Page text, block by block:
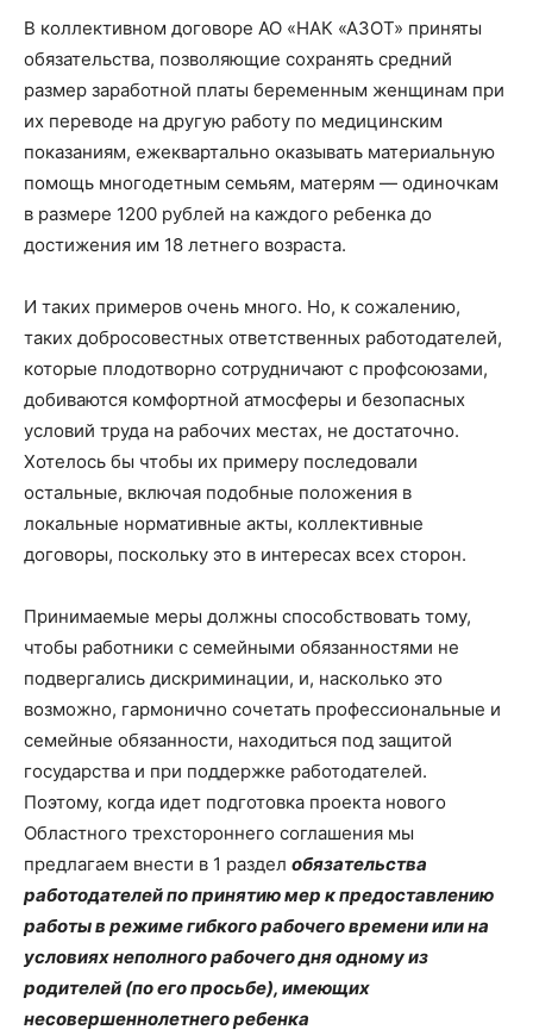
В коллективном договоре АО «НАК «АЗОТ» приняты
обязательства, позволяющие сохранять средний
размер заработной платы беременным женщинам при
их переводе на другую работу по медицинским
показаниям, ежеквартально оказывать материальную
помощь многодетным семьям, матерям — одиночкам
в размере 1200 рублей на каждого ребенка до
достижения им 18 летнего возраста.
И таких примеров очень много. Но, к сожалению,
таких добросовестных ответственных работодателей,
которые плодотворно сотрудничают с профсоюзами,
добиваются комфортной атмосферы и безопасных
условий труда на рабочих местах, не достаточно.
Хотелось бы чтобы их примеру последовали
остальные, включая подобные положения в
локальные нормативные акты, коллективные
договоры, поскольку это в интересах всех сторон.
Принимаемые меры должны способствовать тому,
чтобы работники с семейными обязанностями не
подвергались дискриминации, и, насколько это
возможно, гармонично сочетать профессиональные и
семейные обязанности, находиться под защитой
государства и при поддержке работодателей.
Поэтому, когда идет подготовка проекта нового
Областного трехстороннего соглашения мы
предлагаем внести в 1 раздел обязательства
работодателей по принятию мер к предоставлению
работы в режиме гибкого рабочего времени или на
условиях неполного рабочего дня одному из
родителей (по его просьбе), имеющих
несовершеннолетнего ребенка